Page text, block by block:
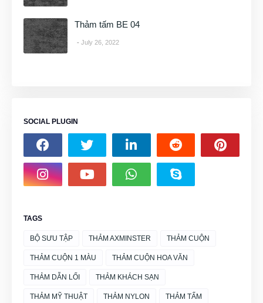
Thảm tấm BE 04
July 26, 2022
SOCIAL PLUGIN
TAGS
BỘ SƯU TẬP THẢM AXMINSTER THẢM CUỘN
THẢM CUỘN 1 MÀU THẢM CUỘN HOA VĂN
THẢM DẪN LỐI THẢM KHÁCH SẠN
THẢM MỸ THUẬT THẢM NYLON THẢM TẤM